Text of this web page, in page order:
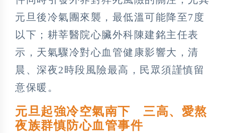
元旦後冷氣團來襲，最低溫可能降至7度
以下；耕莘醫院心臟外科陳建銘主任表
示，天氣驟冷對心血管健康影響大，清
晨、深夜2時段風險最高，民眾須謹慎留
意保暖。
元旦起強冷空氣南下 三高、愛熬
夜族群慎防心血管事件